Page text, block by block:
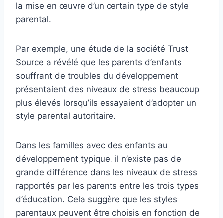
la mise en œuvre d’un certain type de style
parental.
Par exemple, une étude de la société Trust
Source a révélé que les parents d’enfants
souffrant de troubles du développement
présentaient des niveaux de stress beaucoup
plus élevés lorsqu’ils essayaient d’adopter un
style parental autoritaire.
Dans les familles avec des enfants au
développement typique, il n’existe pas de
grande différence dans les niveaux de stress
rapportés par les parents entre les trois types
d’éducation. Cela suggère que les styles
parentaux peuvent être choisis en fonction de